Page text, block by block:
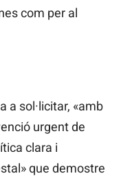
com per al
a sol·licitar, «amb
urgent de
clara i
que demostre